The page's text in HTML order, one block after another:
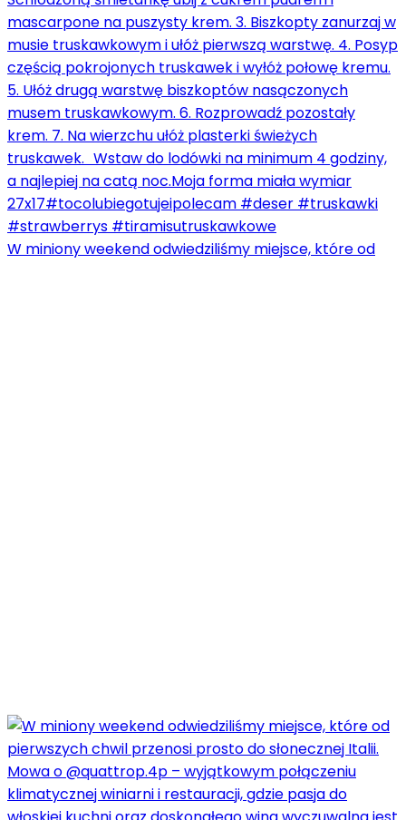
W miniony weekend odwiedziliśmy miejsce, które od